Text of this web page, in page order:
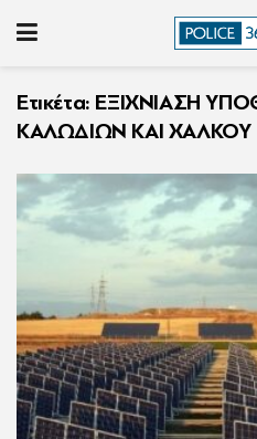
Ετικέτα: ΕΞΙΧΝΙΑΣΗ
ΚΑΛΩΔΙΩΝ ΚΑΙ ΧΑΛΚΟΥ